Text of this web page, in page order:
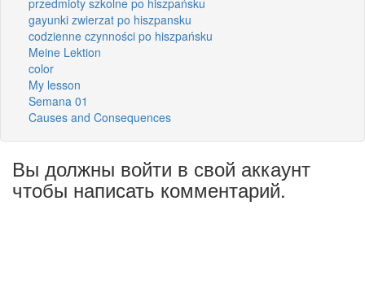
gayunki zwierzat po hiszpansku
codzienne czynności po hiszpańsku
Meine Lektion
color
My lesson
Semana 01
Causes and Consequences
Вы должны войти в свой аккаунт
чтобы написать комментарий.